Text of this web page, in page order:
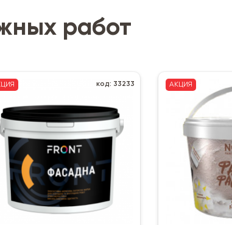
работ
код: 33233 АКЦИЯ